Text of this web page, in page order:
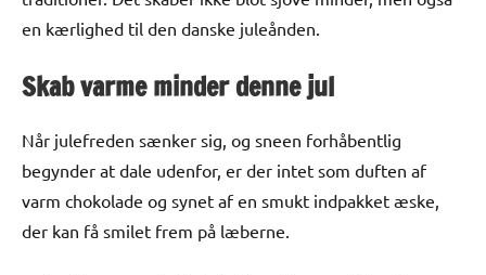
en kærlighed til den danske juleånden.
Skab varme minder denne jul
Når julefreden sænker sig, og sneen forhåbentlig
begynder at dale udenfor, er der intet som duften af
varm chokolade og synet af en smukt indpakket æske,
der kan få smilet frem på læberne.